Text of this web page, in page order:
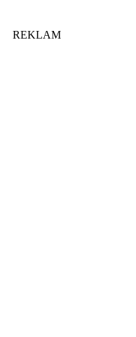
REKLAM